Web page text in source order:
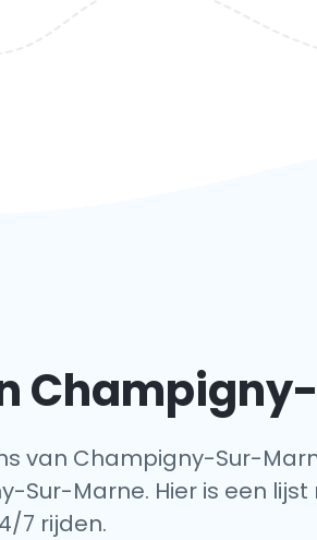
van Champigny-Sur-
Sur-Marne. Hier is een
7 rijden.